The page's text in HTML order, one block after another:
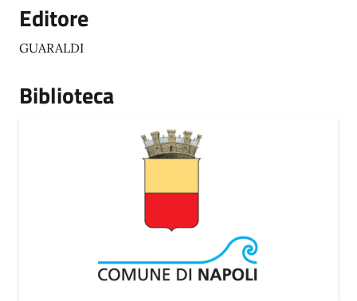
Editore
GUARALDI
Biblioteca